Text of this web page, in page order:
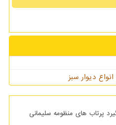
دیوار سبز
قرار می گیرد پرتاب های منظومه سلیمانی